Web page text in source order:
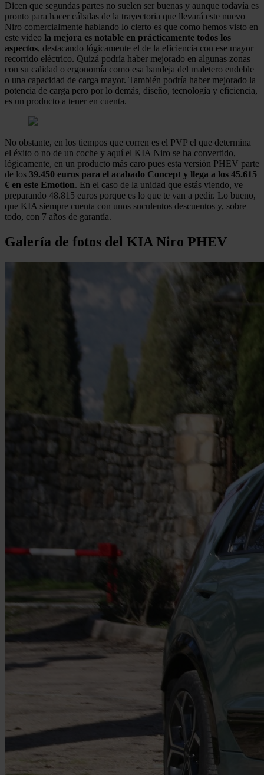
Dicen que segundas partes no suelen ser buenas y aunque todavía es
pronto para hacer cábalas de la trayectoria que llevará este nuevo
Niro comercialmente hablando lo cierto es que como hemos visto en
este video la mejora es notable en prácticamente todos los
aspectos, destacando lógicamente el de la eficiencia con ese mayor
recorrido eléctrico. Quizá podría haber mejorado en algunas zonas
con su calidad o ergonomía como esa bandeja del maletero endeble
o una capacidad de carga mayor. También podría haber mejorado la
potencia de carga pero por lo demás, diseño, tecnología y eficiencia,
es un producto a tener en cuenta.
No obstante, en los tiempos que corren es el PVP el que determina
el éxito o no de un coche y aquí el KIA Niro se ha convertido,
lógicamente, en un producto más caro pues esta versión PHEV parte
de los 39.450 euros para el acabado Concept y llega a los 45.615
€ en este Emotion. En el caso de la unidad que estás viendo, ve
preparando 48.815 euros porque es lo que te van a pedir. Lo bueno,
que KIA siempre cuenta con unos suculentos descuentos y, sobre
todo, con 7 años de garantía.
Galería de fotos del KIA Niro PHEV